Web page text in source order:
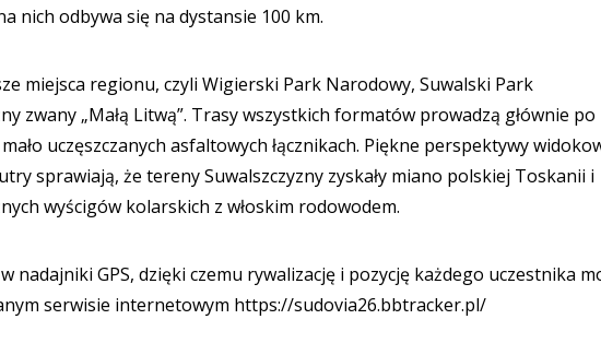
nich odbywa się na dystansie 100 km.
miejsca regionu, czyli Wigierski Park Narodowy, Suwalski Park
zwany „Małą Litwą”. Trasy wszystkich formatów prowadzą głównie po
uczęszczanych asfaltowych łącznikach. Piękne perspektywy
sprawiają, że tereny Suwalszczyzny zyskały miano polskiej Toskanii i
wyścigów kolarskich z włoskim rodowodem.
nadajniki GPS, dzięki czemu rywalizację i pozycję każdego uczestnika
serwisie internetowym https://sudovia26.bbtracker.pl/